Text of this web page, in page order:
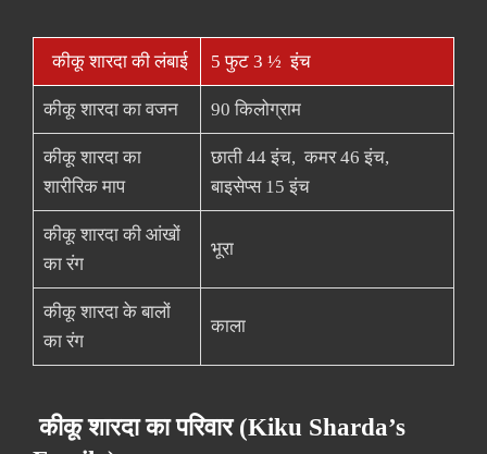
कीकू शारदा की लंबाई 5 फुट 3 ½ इंच
कीकू शारदा का वजन 90 किलोग्राम
कीकू शारदा का
शारीरिक माप
छाती 44 इंच, कमर 46 इंच,
बाइसेप्स 15 इंच
कीकू शारदा की आंखों
का रंग
भूरा
कीकू शारदा के बालों
का रंग
काला
कीकू शारदा का परिवार (Kiku Sharda’s